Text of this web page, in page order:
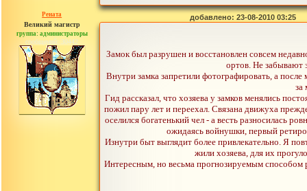
Рената
Великий магистр
группа: администраторы
сообщений: 30442
добавлено: 23-08-2010 03:25
Замок был разрушен и восстановлен совсем
ортов. Не забывают
Внутри замка запретили фотографировать, а
за
Гид рассказал, что хозяева у замков менялись
пожил пару лет и переехал. Связана движуха
оселился богатенький чел - а весть разносилась
ожидаясь войнушки, первый
Изнутри быт выглядит более привлекательно. Я
жили хозяева, для их
Интересным, но весьма прогнозируемым способом